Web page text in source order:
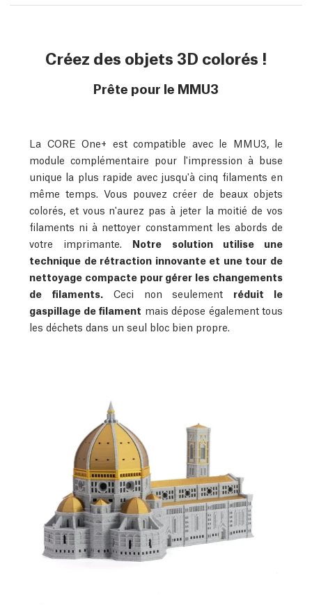
Créez des objets 3D colorés !
Prête pour le MMU3
La CORE One+ est compatible avec le MMU3, le
module complémentaire pour l'impression à buse
unique la plus rapide avec jusqu'à cinq filaments en
même temps. Vous pouvez créer de beaux objets
colorés, et vous n'aurez pas à jeter la moitié de vos
filaments ni à nettoyer constamment les abords de
votre imprimante. Notre solution utilise une
technique de rétraction innovante et une tour de
nettoyage compacte pour gérer les changements
de filaments.Ceci non seulement réduit le
gaspillage de filament mais dépose également tous
les déchets dans un seul bloc bien propre.